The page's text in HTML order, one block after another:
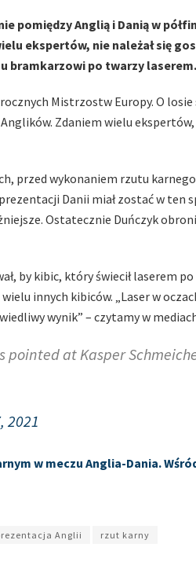
pomiędzy Anglią i Danią w
ekspertów, nie należał się
bramkarzowi po twarzy laserem.
Mistrzostw Europy. O
Zdaniem wielu
przed wykonaniem rzutu
Danii miał zostać w ten
Ostatecznie Duńczyk
by kibic, który świecił laserem
innych kibiców. „Laser w
wynik” – czytamy w
pointed at Kasper
2021
w meczu Anglia-Dania.
Anglii rzut karny